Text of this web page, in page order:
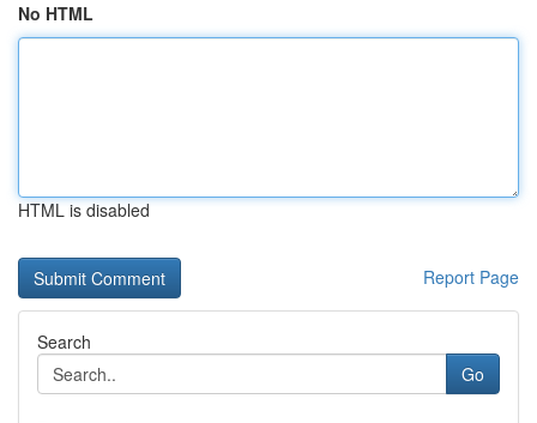
No HTML
HTML is disabled
Report Page
Search
Go